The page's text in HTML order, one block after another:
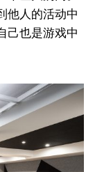
他人的活动中
己也是游戏中